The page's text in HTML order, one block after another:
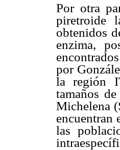
Por otra
piretroide
obtenidos
enzima,
por
la región
tamaños
Michelena
encuentran
las